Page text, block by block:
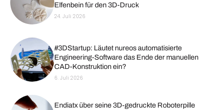
Elfenbein für den 3D-Druck
24. Juli 2026
#3DStartup: Läutet nureos automatisierte
Engineering-Software das Ende der manuellen
CAD-Konstruktion ein?
6. Juli 2026
Endiatx über seine 3D-gedruckte Roboterpille